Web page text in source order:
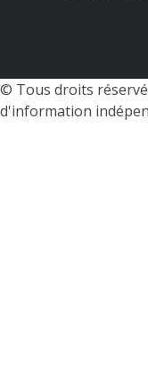
© Tous droits
d'information